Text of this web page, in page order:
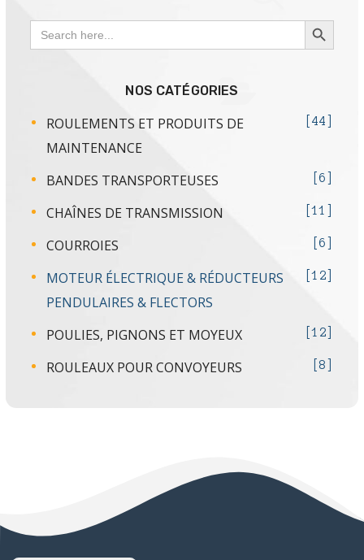
Search
for:
SEARCH BUTTON
NOS CATÉGORIES
ROULEMENTS ET PRODUITS DE
MAINTENANCE
44
BANDES TRANSPORTEUSES 6
CHAÎNES DE TRANSMISSION 11
COURROIES 6
MOTEUR ÉLECTRIQUE & RÉDUCTEURS
PENDULAIRES & FLECTORS
12
POULIES, PIGNONS ET MOYEUX 12
ROULEAUX POUR CONVOYEURS 8